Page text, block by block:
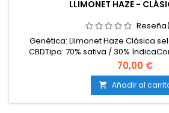
LLIMONET HAZE -
Genética: Llimonet Haze Clásica
CBDTipo: 70% sativa / 30%
9%Contenido de CBD: 8-
semanas en interiorProducción
g/m²Producción en exterior: 600-
mediados de octubre)Altura: 120-160
220 cm en...
70,00 €
 Añadir al